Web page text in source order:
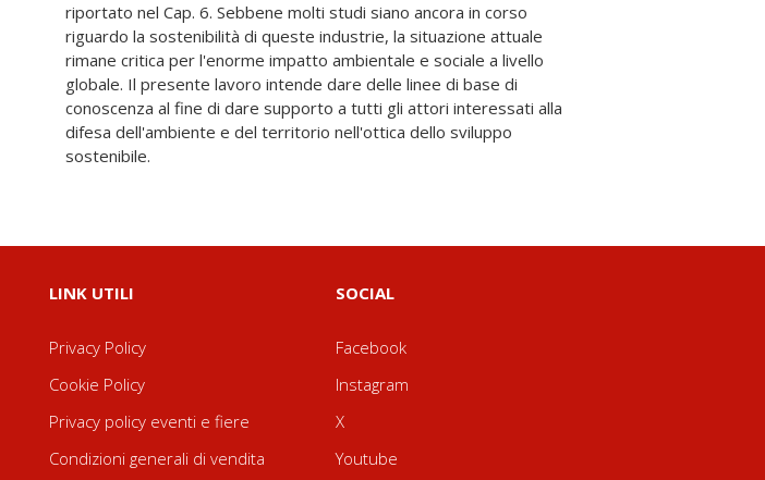
sostenibile.
LINK UTILI
Privacy Policy
Cookie Policy
Privacy policy eventi e fiere
Condizioni generali di vendita
SOCIAL
Facebook
Instagram
X
Youtube